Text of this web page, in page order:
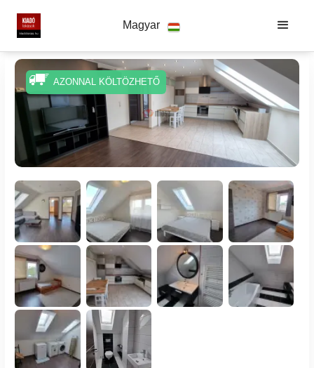
Magyar
AZONNAL KÖLTÖZHETŐ